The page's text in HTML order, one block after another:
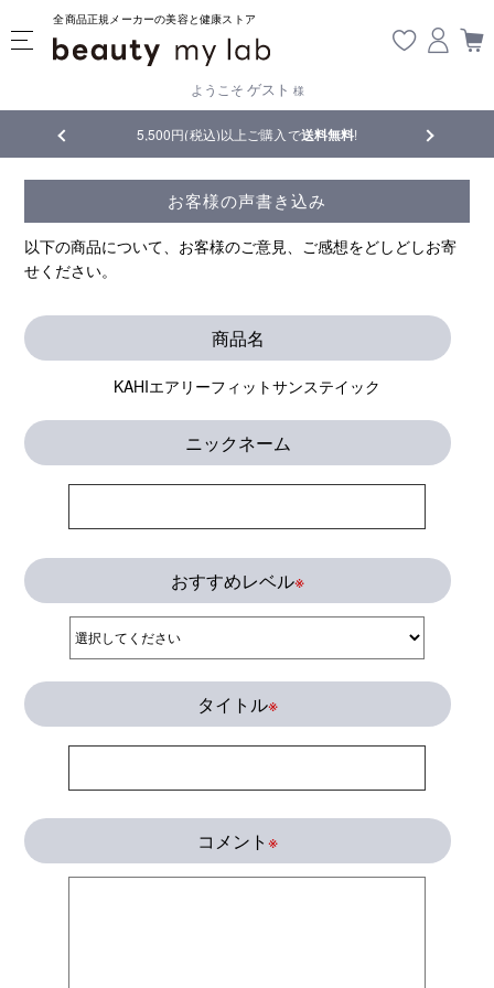
全商品正規メーカーの美容と健康ストア
ようこそ ゲスト 様
5,500円(税込)以上ご購入で送料無料! 【重要】
お客様の声書き込み
以下の商品について、お客様のご意見、ご感想をどしどしお寄
せください。
商品名
KAHIエアリーフィットサンステイック
ニックネーム
おすすめレベル※
タイトル※
コメント※